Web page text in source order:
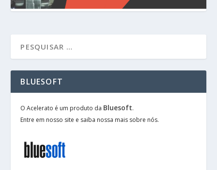
BLUESOFT
O Acelerato é um produto da Bluesoft.
Entre em nosso site e saiba nossa mais sobre nós.